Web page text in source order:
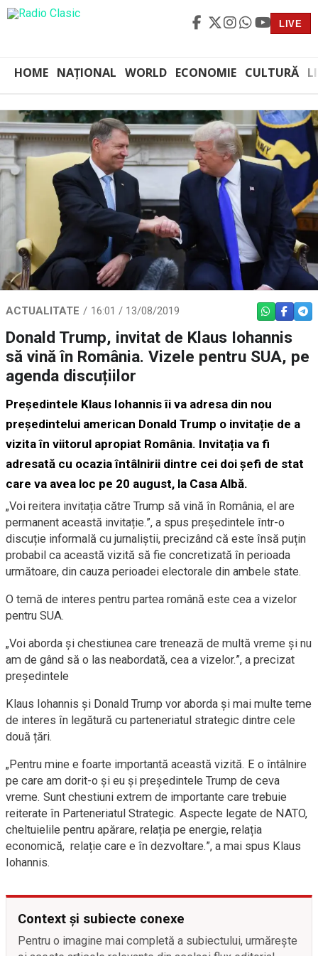
LIVE
HOME NAȚIONAL WORLD ECONOMIE CULTURĂ
ACTUALITATE 16:01 / 13/08/2019 WHATSAPP
Donald Trump, invitat de Klaus Iohannis
să vină în România. Vizele pentru SUA, pe
agenda discuțiilor
Președintele Klaus Iohannis îi va adresa din nou
președintelui american Donald Trump o invitație de a
vizita în viitorul apropiat România. Invitația va fi
adresată cu ocazia întâlnirii dintre cei doi șefi de stat
care va avea loc pe 20 august, la Casa Albă.
„Voi reitera invitația către Trump să vină în România, el are
permanent această invitație.”, a spus președintele într-o
discuție informală cu jurnaliștii, precizând că este însă puțin
probabil ca această vizită să fie concretizată în perioada
următoare, din cauza perioadei electorale din ambele state.
O temă de interes pentru partea română este cea a vizelor
pentru SUA.
„Voi aborda și chestiunea care trenează de multă vreme și nu
am de gând să o las neabordată, cea a vizelor.”, a precizat
președintele
Klaus Iohannis și Donald Trump vor aborda și mai multe teme
de interes în legătură cu parteneriatul strategic dintre cele
două țări.
„Pentru mine e foarte importantă această vizită. E o întâlnire
pe care am dorit-o și eu și președintele Trump de ceva
vreme. Sunt chestiuni extrem de importante care trebuie
reiterate în Parteneriatul Strategic. Aspecte legate de NATO,
cheltuielile pentru apărare, relația pe energie, relația
economică, relație care e în dezvoltare.”, a mai spus Klaus
Iohannis.
Context și subiecte conexe
Pentru o imagine mai completă a subiectului, urmărește